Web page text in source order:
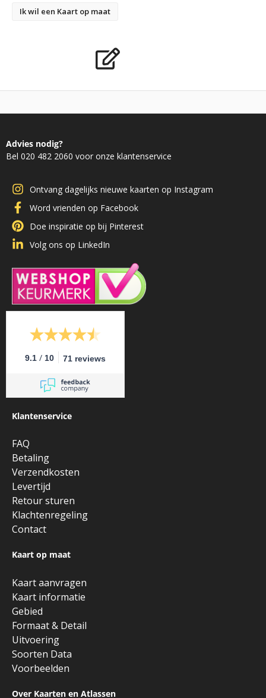
Ik wil een Kaart op maat
Advies nodig?
Bel 020 482 2060 voor onze klantenservice
Ontvang dagelijks nieuwe kaarten op Instagram
Word vrienden op Facebook
Doe inspiratie op bij Pinterest
Volg ons op LinkedIn
9.1 / 10 71 reviews
Klantenservice
FAQ
Betaling
Verzendkosten
Levertijd
Retour sturen
Klachtenregeling
Contact
Kaart op maat
Kaart aanvragen
Kaart informatie
Gebied
Formaat & Detail
Uitvoering
Soorten Data
Voorbeelden
Over Kaarten en Atlassen